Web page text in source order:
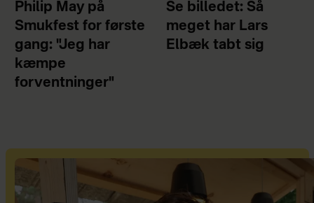
Philip May på
Smukfest for første
gang: "Jeg har
kæmpe
forventninger"
Se billedet: Så
meget har Lars
Elbæk tabt sig